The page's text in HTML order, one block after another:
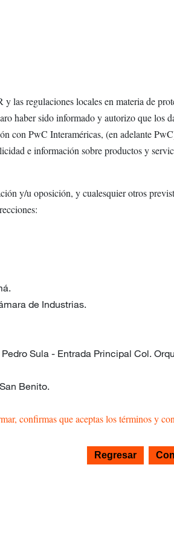
las regulaciones locales en materia de
haber sido informado y autorizo que los
con PwC Interaméricas, (en adelante
e información sobre productos y
y/u oposición, y cualesquier otros
de Industrias.
Sula - Entrada Principal Col.
Benito.
confirmas que aceptas los términos y
Regresar